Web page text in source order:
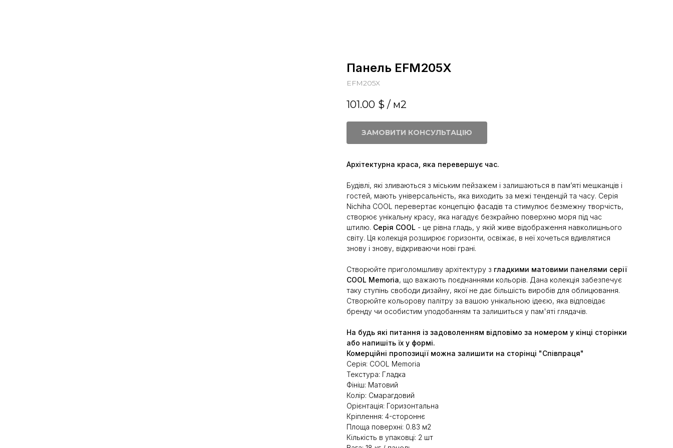
Панель EFM205X
EFM205X
101.00 $ / м2
ЗАМОВИТИ КОНСУЛЬТАЦІЮ
Архітектурна краса, яка перевершує час.
Будівлі, які зливаються з міським пейзажем і залишаються в пам’яті мешканців і
гостей, мають універсальність, яка виходить за межі тенденцій та часу. Серія
Nichiha COOL перевертає концепцію фасадів та стимулює безмежну творчість,
створює унікальну красу, яка нагадує безкрайню поверхню моря під час
штилю. Серія COOL - це рівна гладь, у якій живе відображення навколишнього
світу. Ця колекція розширює горизонти, освіжає, в неї хочеться вдивлятися
знову і знову, відкриваючи нові грані.
Створюйте приголомшливу архітектуру з гладкими матовими панелями серії
COOL Memoria, що важають поєднаннями кольорів. Дана колекція забезпечує
таку ступінь свободи дизайну, якої не дає більшість виробів для облицювання.
Створюйте кольорову палітру за вашою унікальною ідеєю, яка відповідає
бренду чи особистим уподобанням та залишиться у пам'яті глядачів.
На будь які питання із задоволенням відповімо за номером у кінці сторінки
або напишіть їх у формі.
Комерційні пропозиції можна залишити на сторінці "Співпраця"
Серія: COOL Memoria
Текстура: Гладка
Фініш: Матовий
Колір: Смарагдовий
Орієнтація: Горизонтальна
Кріплення: 4-стороннє
Площа поверхні: 0.83 м2
Кількість в упаковці: 2 шт